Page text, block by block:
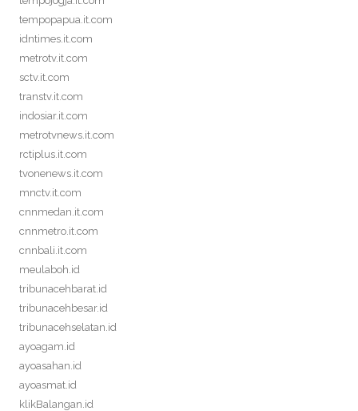
tempopapua.it.com
idntimes.it.com
metrotv.it.com
sctv.it.com
transtv.it.com
indosiar.it.com
metrotvnews.it.com
rctiplus.it.com
tvonenews.it.com
mnctv.it.com
cnnmedan.it.com
cnnmetro.it.com
cnnbali.it.com
meulaboh.id
tribunacehbarat.id
tribunacehbesar.id
tribunacehselatan.id
ayoagam.id
ayoasahan.id
ayoasmat.id
klikBalangan.id